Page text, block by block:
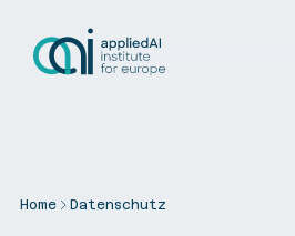
Home Datenschutz